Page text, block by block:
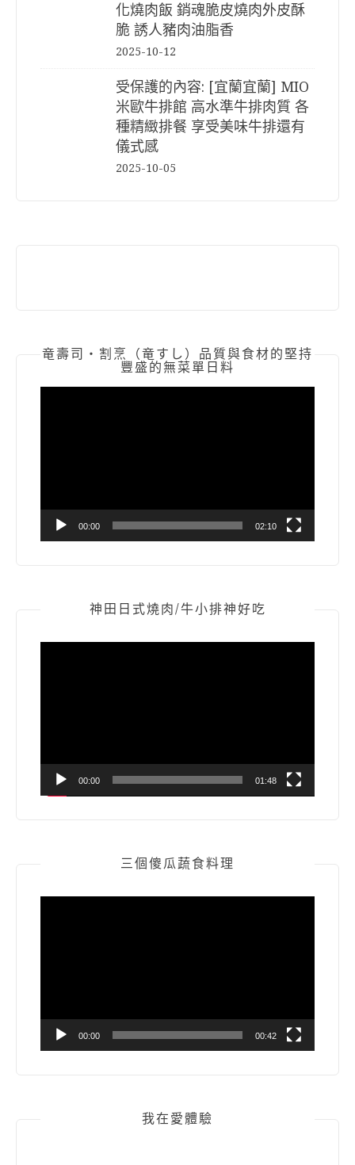
化燒肉飯 銷魂脆皮燒肉外皮酥
脆 誘人豬肉油脂香
2025-10-12
受保護的內容: [宜蘭宜蘭] MIO
米歐牛排館 高水準牛排肉質 各
種精緻排餐 享受美味牛排還有
儀式感
2025-10-05
竜壽司‧割烹（竜すし）品質與食材的堅持
豐盛的無菜單日料
00:00 02:10
神田日式燒肉/牛小排神好吃
00:00 01:48
三個傻瓜蔬食料理
00:00 00:42
我在愛體驗